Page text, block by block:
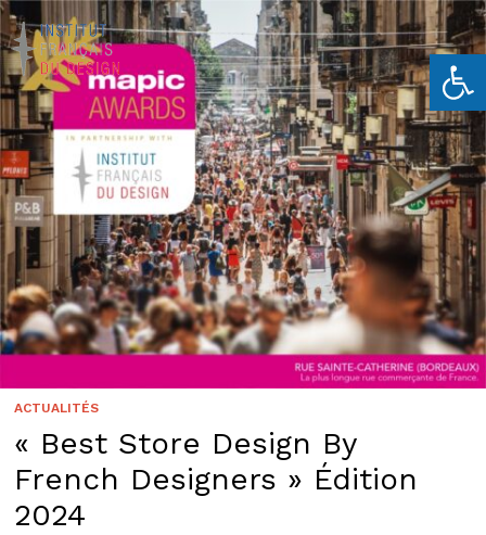
Ouvrir
ACTUALITÉS
« Best Store Design By
French Designers » Édition
2024